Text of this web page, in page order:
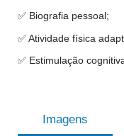
✅ Biografia pessoal;
✅ Atividade física
✅ Estimulação
Imagens